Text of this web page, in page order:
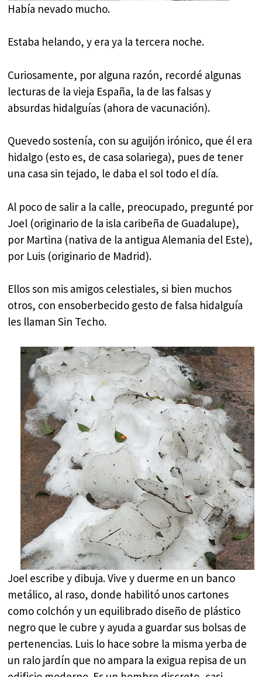
Había nevado mucho.
Estaba helando, y era ya la tercera noche.
Curiosamente, por alguna razón, recordé algunas
lecturas de la vieja España, la de las falsas y
absurdas hidalguías (ahora de vacunación).
Quevedo sostenía, con su aguijón irónico, que él era
hidalgo (esto es, de casa solariega), pues de tener
una casa sin tejado, le daba el sol todo el día.
Al poco de salir a la calle, preocupado, pregunté por
Joel (originario de la isla caribeña de Guadalupe),
por Martina (nativa de la antigua Alemania del Este),
por Luis (originario de Madrid).
Ellos son mis amigos celestiales, si bien muchos
otros, con ensoberbecido gesto de falsa hidalguía
les llaman Sin Techo.
Joel escribe y dibuja. Vive y duerme en un banco
metálico, al raso, donde habilitó unos cartones
como colchón y un equilibrado diseño de plástico
negro que le cubre y ayuda a guardar sus bolsas de
pertenencias. Luis lo hace sobre la misma yerba de
un ralo jardín que no ampara la exigua repisa de un